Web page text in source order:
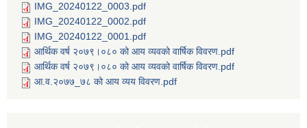
IMG_20240122_0003.pdf
IMG_20240122_0002.pdf
IMG_20240122_0001.pdf
आर्थिक वर्ष २०७९।०८० को आय व्यवको वार्षिक विवरण.pdf
आर्थिक वर्ष २०७९।०८० को आय व्यवको वार्षिक विवरण.pdf
आ.व.२०७७_७८ को आय व्यय विवरण.pdf